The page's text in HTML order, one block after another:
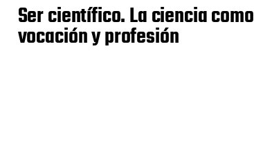
Ser científico. La ciencia como
vocación y profesión